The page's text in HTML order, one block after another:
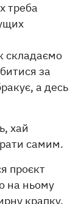
треба
складаємо
за
а десь
хай
самим.
проєкт
на ньому
крапку.